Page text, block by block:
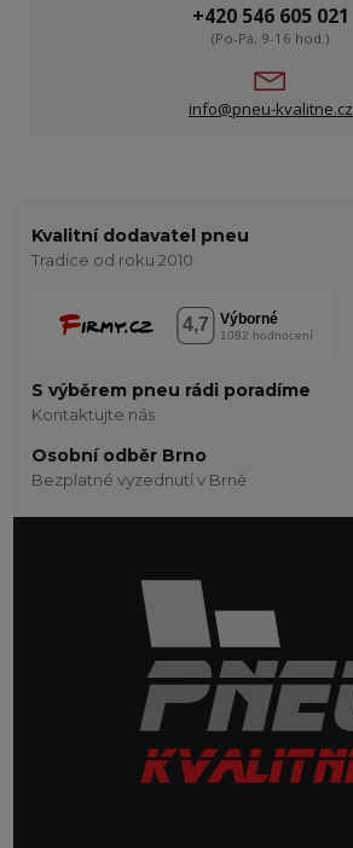
+420 546 605 021
(Po-Pá, 9-16 hod.)
info@pneu-kvalitne.cz
Kvalitní dodavatel pneu
Tradice od roku 2010
S výběrem pneu rádi poradíme
Kontaktujte nás
Osobní odběr Brno
Bezplatné vyzednutí v Brně